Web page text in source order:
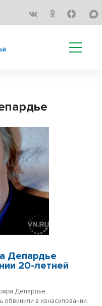
Депардье
20-летней
Депардье,
обвинили в изнасиловании.